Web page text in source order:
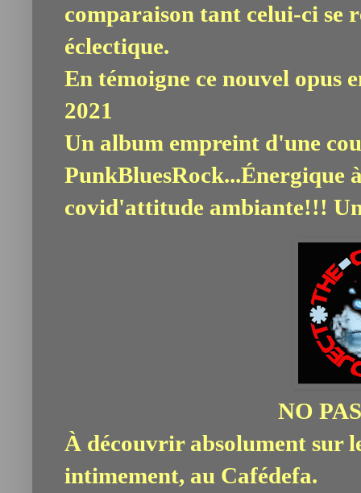
comparaison tant celui-ci se
éclectique.
En témoigne ce nouvel
2021
Un album empreint d'une
PunkBluesRock...Énergique
covid'attitude ambiante!!!
NO
À découvrir absolument sur
intimement, au Cafédefa.